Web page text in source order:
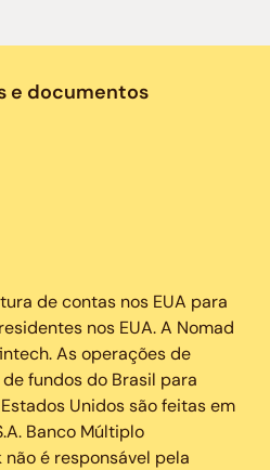
e documentos
de contas nos EUA para
nos EUA. A Nomad
As operações de
fundos do Brasil para
Unidos são feitas em
Banco Múltiplo
não é responsável pela